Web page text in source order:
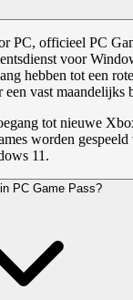
PC, officieel PC
voor
hebben tot een
vast maandelijks
tot nieuwe
worden
11.
PC Game Pass?